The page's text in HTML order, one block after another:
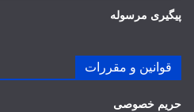
پیگیری مرسوله
قوانین و مقررات
حریم خصوصی